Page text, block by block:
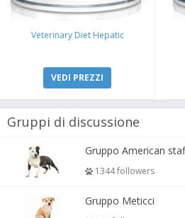
Veterinary Diet Hepatic
VEDI PREZZI
Gruppi di discussione
1344 followers
Gruppo Meticci